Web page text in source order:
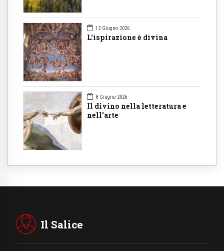
12 Giugno 2026
L'ispirazione è divina
8 Giugno 2026
Il divino nella letteratura e
nell’arte
Il Salice